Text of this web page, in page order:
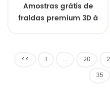
Amostras grátis de
fraldas premium 3D à
respiráveis, de alta
<< 1 ... 20
35